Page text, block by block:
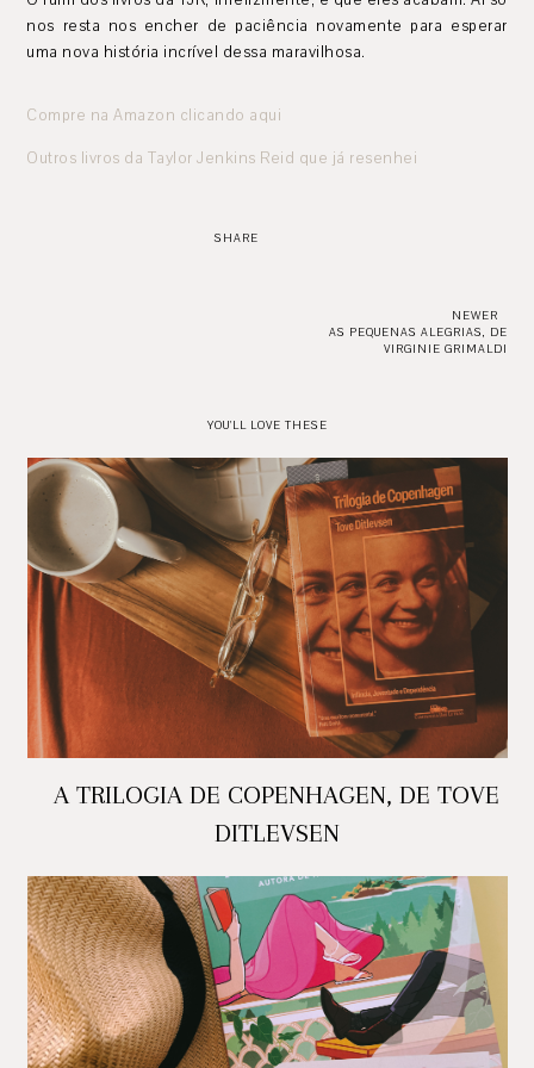
nos resta nos encher de paciência novamente para esperar
uma nova história incrível dessa maravilhosa.
Compre na Amazon clicando aqui
Outros livros da Taylor Jenkins Reid que já resenhei
SHARE
NEWER
AS PEQUENAS ALEGRIAS, DE
VIRGINIE GRIMALDI
YOU'LL LOVE THESE
A TRILOGIA DE COPENHAGEN, DE TOVE
DITLEVSEN